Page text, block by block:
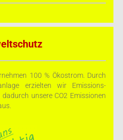
100 % Ökostrom. Durch
erzielten wir Emissions-
unsere CO2 Emissionen